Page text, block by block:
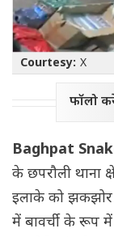
Courtesy: X
फॉलो
Baghpat
के छपरौली थाना
इलाके को झकझोर
में बावर्ची के रूप